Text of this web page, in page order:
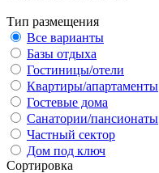
Тип размещения
Все варианты
Базы отдыха
Гостиницы/отели
Квартиры/апартаменты
Гостевые дома
Санатории/пансионаты
Частный сектор
Дом под ключ
Сортировка